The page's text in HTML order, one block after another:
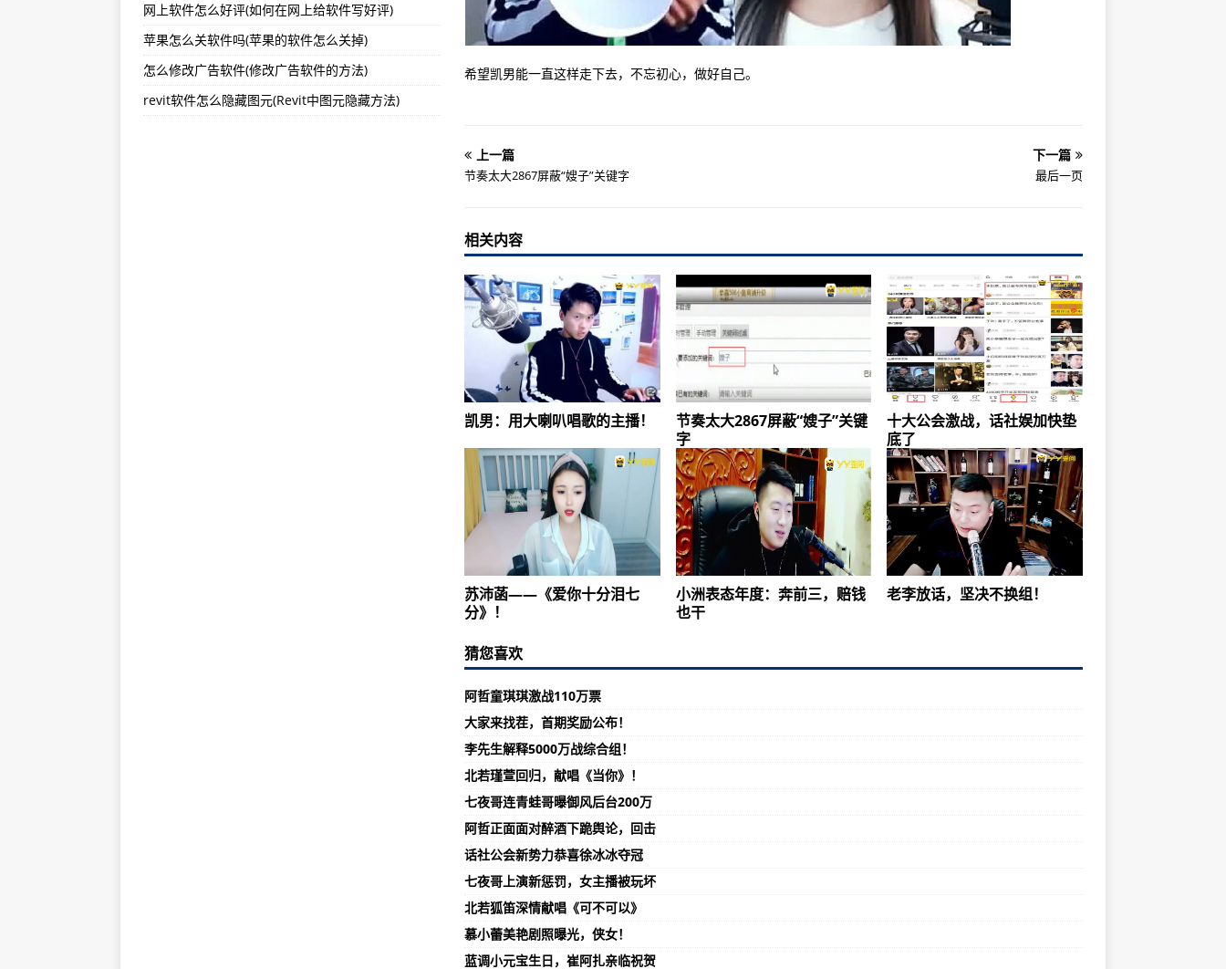
希望凯男能一直这样走下去，不忘初心，做好自己。​
上一篇
节奏太大2867屏蔽“嫂子”关键字
下一篇
最后一页
相关内容
凯男：用大喇叭唱歌的主播！
节奏太大2867屏蔽“嫂子”关键
字
十大公会激战，话社娱加快垫
底了
苏沛菡——《爱你十分泪七
分》！
小洲表态年度：奔前三，赔钱
也干
老李放话，坚决不换组！
猜您喜欢
阿哲童琪琪激战110万票
大家来找茬，首期奖励公布！
李先生解释5000万战综合组！
北若瑾萱回归，献唱《当你》！
七夜哥连青蛙哥曝御风后台200万
阿哲正面面对醉酒下跪舆论，回击
话社公会新势力恭喜徐冰冰夺冠
七夜哥上演新惩罚，女主播被玩坏
北若狐笛深情献唱《可不可以》
慕小蕾美艳剧照曝光，侠女！
蓝调小元宝生日，崔阿扎亲临祝贺
网上软件怎么好评(如何在网上给软件写好评)
苹果怎么关软件吗(苹果的软件怎么关掉)
怎么修改广告软件(修改广告软件的方法)
revit软件怎么隐藏图元(Revit中图元隐藏方法)